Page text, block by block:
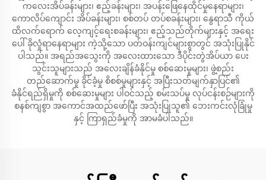
ကလေးအိပ်ခန်းများ၊ ဧည့်ခန်းများ၊ အပန်းဖြေနေထိုင်မှုနေရာများ၊
ကောလိပ်ကျောင်း အိပ်ခန်းများ၊ စစ်တပ် တပ်စခန်းများ၊ နွေရာသီ ကိုယ်
ထိလက်ရောက် လေ့ကျင့်ရေးစခန်းများ၊ ဧည့်သည်တိုက်များနှင့် အရေး
ပေါ် ခိုလှုံရာနေရာများ ကဲ့သို့သော ပတ်ဝန်းကျင်များစွာတွင် အသုံးပြုနိုင်
ပါသည်။ အရည်အသွေးကို အလေးထားသော ဒီပိုင်းတွဲအိပ်ယာ ပေး
သွင်းသူများသည် အလေးချိန်ခံနိုင်မှု စစ်ဆေးမှုများ၊ ဖွဲ့စည်း
တည်ဆောက်မှု ခိုင်ခံ့မှု စိစစ်မှုများနှင့် အပြီးသတ်မျက်နှာပြင်၏
ခံနိုင်ရည်ရှိမှုကို စစ်ဆေးမှုများ ပါဝင်သည့် စမ်းသပ်မှု လုပ်ငန်းစဉ်များကို
စနစ်ကျစွာ အကောင်အထည်ဖော်ပြီး အသုံးပြုသူ၏ ဘေးကင်းလုံခြုံမှု
နှင့် ကြာရှည်ခံမှုကို အာမခံပါသည်။